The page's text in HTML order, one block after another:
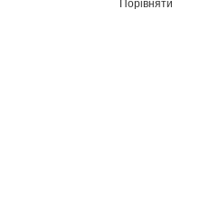
Порівняти